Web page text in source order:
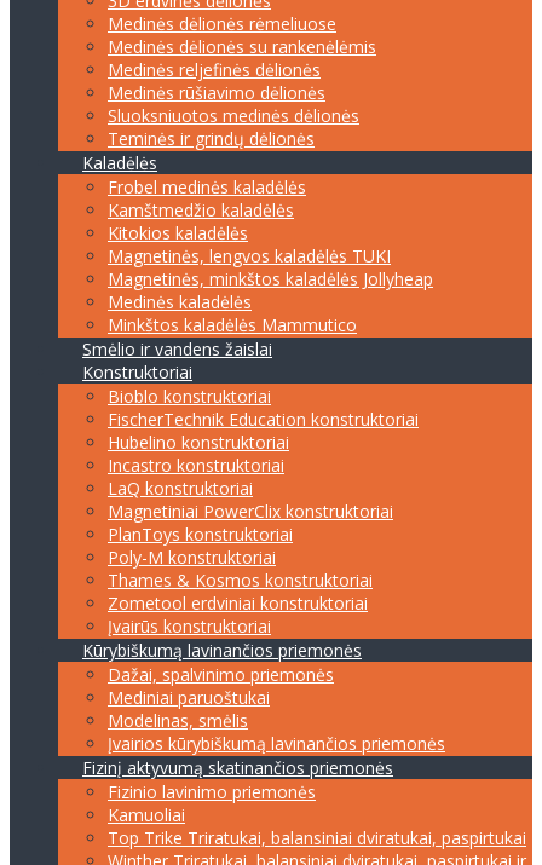
Medinės dėlionės rėmeliuose
Medinės dėlionės su rankenėlėmis
Medinės reljefinės dėlionės
Medinės rūšiavimo dėlionės
Sluoksniuotos medinės dėlionės
Teminės ir grindų dėlionės
Kaladėlės
Frobel medinės kaladėlės
Kamštmedžio kaladėlės
Kitokios kaladėlės
Magnetinės, lengvos kaladėlės TUKI
Magnetinės, minkštos kaladėlės Jollyheap
Medinės kaladėlės
Minkštos kaladėlės Mammutico
Smėlio ir vandens žaislai
Konstruktoriai
Bioblo konstruktoriai
FischerTechnik Education konstruktoriai
Hubelino konstruktoriai
Incastro konstruktoriai
LaQ konstruktoriai
Magnetiniai PowerClix konstruktoriai
PlanToys konstruktoriai
Poly-M konstruktoriai
Thames & Kosmos konstruktoriai
Zometool erdviniai konstruktoriai
Įvairūs konstruktoriai
Kūrybiškumą lavinančios priemonės
Dažai, spalvinimo priemonės
Mediniai paruoštukai
Modelinas, smėlis
Įvairios kūrybiškumą lavinančios priemonės
Fizinį aktyvumą skatinančios priemonės
Fizinio lavinimo priemonės
Kamuoliai
Top Trike Triratukai, balansiniai dviratukai, paspirtukai
Winther Triratukai, balansiniai dviratukai, paspirtukai ir